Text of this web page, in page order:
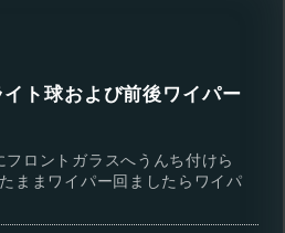
ト球および前後ワイパー
フロントガラスへうんち付けら
ままワイパー回ましたらワイパ